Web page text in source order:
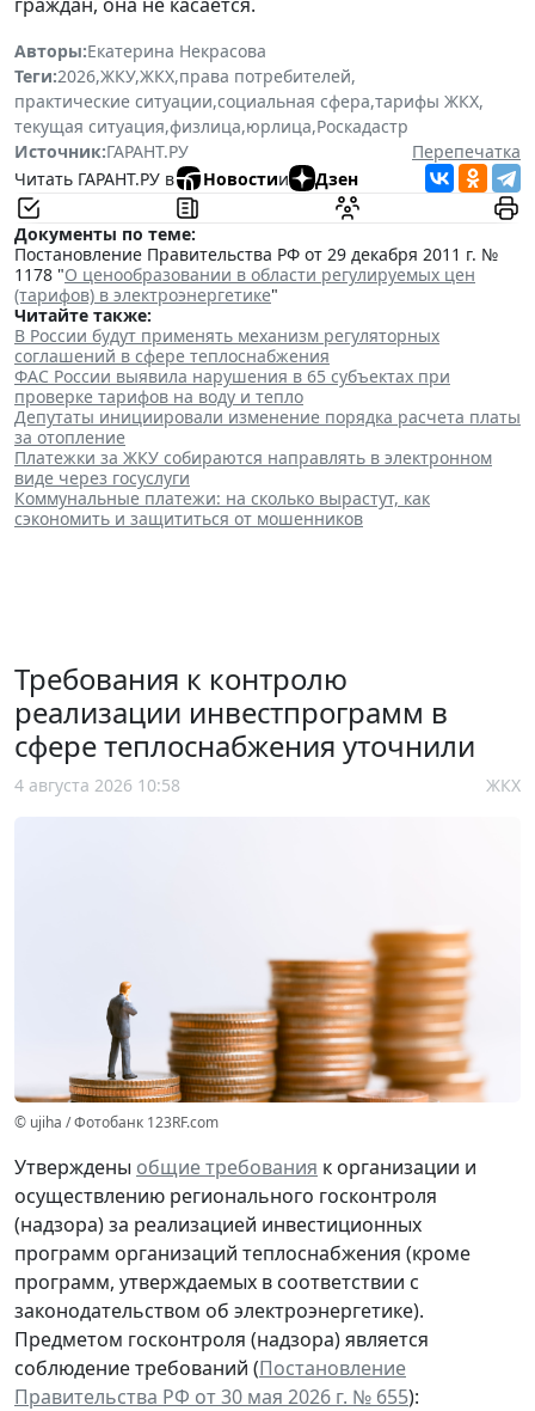
Авторы:Екатерина Некрасова
Теги:2026,ЖКУ,ЖКХ,права потребителей,
практические ситуации,социальная сфера,тарифы ЖКХ,
текущая ситуация,физлица,юрлица,Роскадастр
Источник:ГАРАНТ.РУ
Перепечатка
Читать ГАРАНТ.РУ в
Новостии Дзен
Документы по теме:
Постановление Правительства РФ от 29 декабря 2011 г. №
1178 "О ценообразовании в области регулируемых цен
(тарифов) в электроэнергетике"
Читайте также:
В России будут применять механизм регуляторных
соглашений в сфере теплоснабжения
ФАС России выявила нарушения в 65 субъектах при
проверке тарифов на воду и тепло
Депутаты инициировали изменение порядка расчета платы
за отопление
Платежки за ЖКУ собираются направлять в электронном
виде через госуслуги
Коммунальные платежи: на сколько вырастут, как
сэкономить и защититься от мошенников
Требования к контролю
реализации инвестпрограмм в
сфере теплоснабжения уточнили
4 августа 2026 10:58 ЖКХ
© ujiha / Фотобанк 123RF.com
Утверждены общие требования к организации и
осуществлению регионального госконтроля
(надзора) за реализацией инвестиционных
программ организаций теплоснабжения (кроме
программ, утверждаемых в соответствии с
законодательством об электроэнергетике).
Предметом госконтроля (надзора) является
соблюдение требований (Постановление
Правительства РФ от 30 мая 2026 г. № 655):